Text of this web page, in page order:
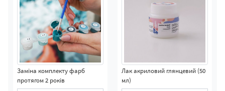
Заміна комплекту фарб
протягом 2 років
Лак акриловий глянцевий (50
мл)